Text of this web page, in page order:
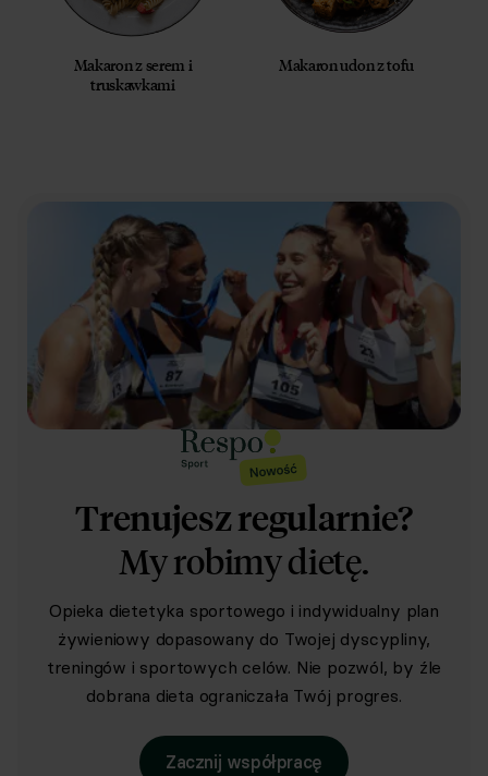
Makaron z serem i
truskawkami
Makaron udon z tofu
Trenujesz regularnie?
My robimy dietę.
Opieka dietetyka sportowego i indywidualny plan
żywieniowy dopasowany do Twojej dyscypliny,
treningów i sportowych celów. Nie pozwól, by źle
dobrana dieta ograniczała Twój progres.
Zacznij współpracę